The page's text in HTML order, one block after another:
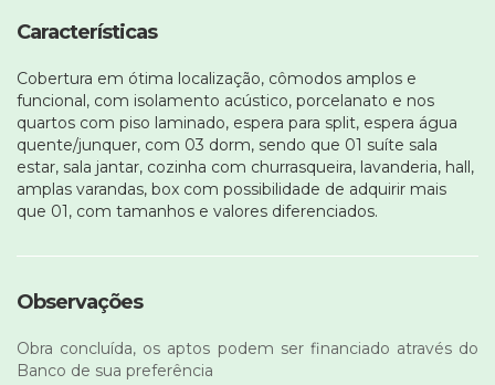
Características
Cobertura em ótima localização, cômodos amplos e
funcional, com isolamento acústico, porcelanato e nos
quartos com piso laminado, espera para split, espera água
quente/junquer, com 03 dorm, sendo que 01 suíte sala
estar, sala jantar, cozinha com churrasqueira, lavanderia, hall,
amplas varandas, box com possibilidade de adquirir mais
que 01, com tamanhos e valores diferenciados.
Observações
Obra concluída, os aptos podem ser financiado através do
Banco de sua preferência